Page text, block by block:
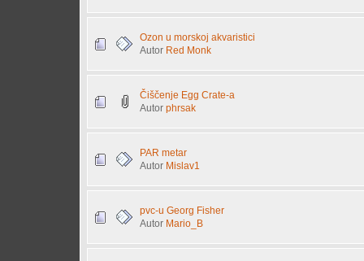
Ozon u morskoj akvaristici
Autor Red Monk
Čiščenje Egg Crate-a
Autor phrsak
PAR metar
Autor Mislav1
pvc-u Georg Fisher
Autor Mario_B